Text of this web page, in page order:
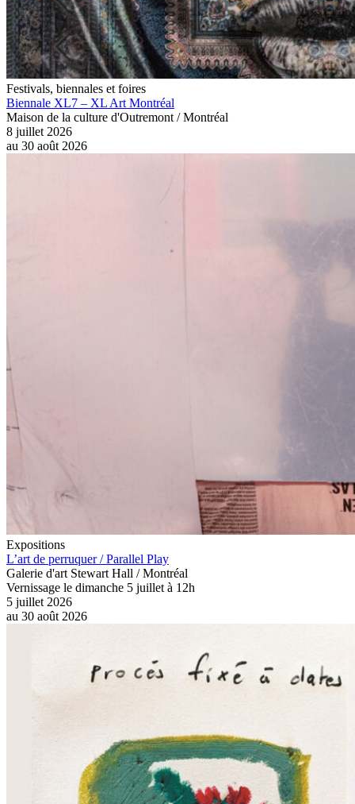
Festivals, biennales et foires
Biennale XL7 – XL Art Montréal
Maison de la culture d'Outremont / Montréal
8 juillet 2026
au 30 août 2026
Expositions
L’art de perruquer / Parallel Play
Galerie d'art Stewart Hall / Montréal
Vernissage le dimanche 5 juillet à 12h
5 juillet 2026
au 30 août 2026